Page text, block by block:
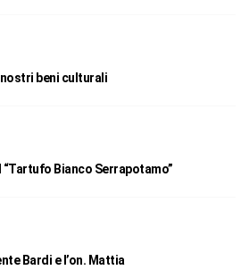
nostri beni culturali
Bianco Serrapotamo”
Bardi e l’on. Mattia